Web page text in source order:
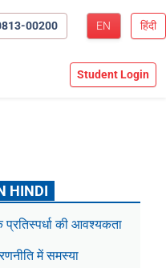
00200 EN हिंदी
Student Login
HINDI
प्रतिस्पर्धा की आवश्यकता
में समस्या